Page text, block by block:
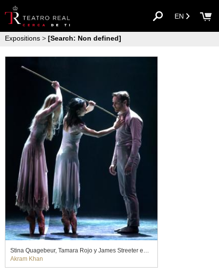
EN
Expositions > [Search: Non defined]
Stina Quagebeur, Tamara Rojo y James Streeter en GISELLE. English National Ballet (2019)
Akram Khan